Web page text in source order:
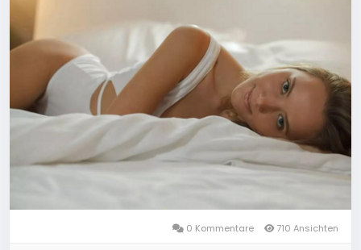
0 Kommentare 710 Ansichten